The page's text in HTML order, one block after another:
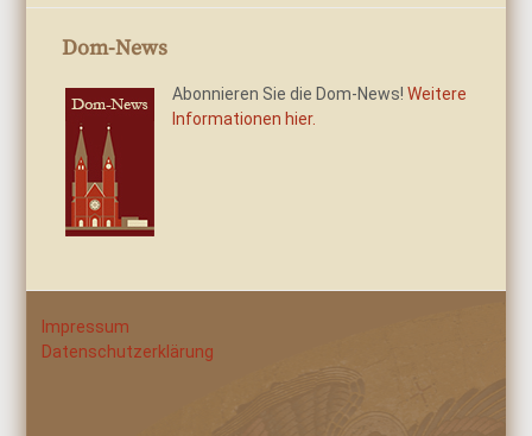
Dom-News
Abonnieren Sie die Dom-News!Weitere
Informationen hier.
Impressum
Datenschutzerklärung